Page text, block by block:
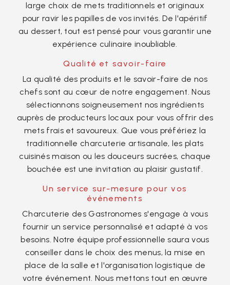
large choix de mets traditionnels et originaux
pour ravir les papilles de vos invités. De l'apéritif
au dessert, tout est pensé pour vous garantir une
expérience culinaire inoubliable.
Qualité et savoir-faire
La qualité des produits et le savoir-faire de nos
chefs sont au cœur de notre engagement. Nous
sélectionnons soigneusement nos ingrédients
auprès de producteurs locaux pour vous offrir des
mets frais et savoureux. Que vous préfériez la
traditionnelle charcuterie artisanale, les plats
cuisinés maison ou les douceurs sucrées, chaque
bouchée est une invitation au plaisir gustatif.
Un service sur-mesure pour vos
événements
Charcuterie des Gastronomes s'engage à vous
fournir un service personnalisé et adapté à vos
besoins. Notre équipe professionnelle saura vous
conseiller dans le choix des menus, la mise en
place de la salle et l'organisation logistique de
votre événement. Nous mettons tout en œuvre